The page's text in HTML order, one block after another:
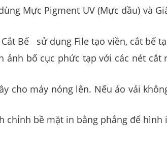
Mực Pigment UV (Mực dầu) và
Cắt Bế sử dụng File tạo viền, cắt bế
bố cục phức tạp với các nét cắt
cho máy nóng lên. Nếu áo vải
bề mặt in bằng phẳng để hình